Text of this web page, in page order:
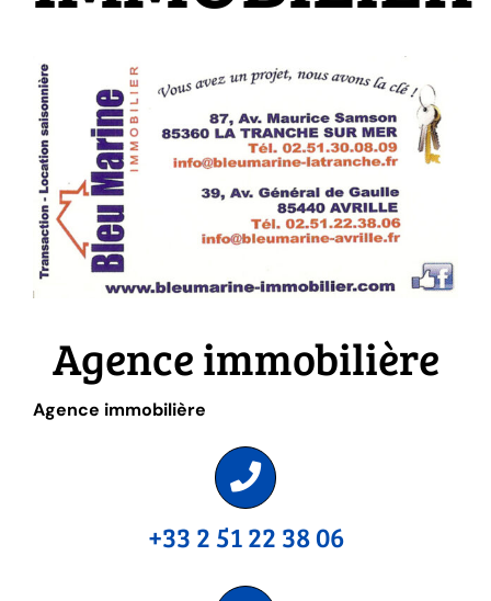
Agence immobilière
Agence immobilière
+33 2 51 22 38 06